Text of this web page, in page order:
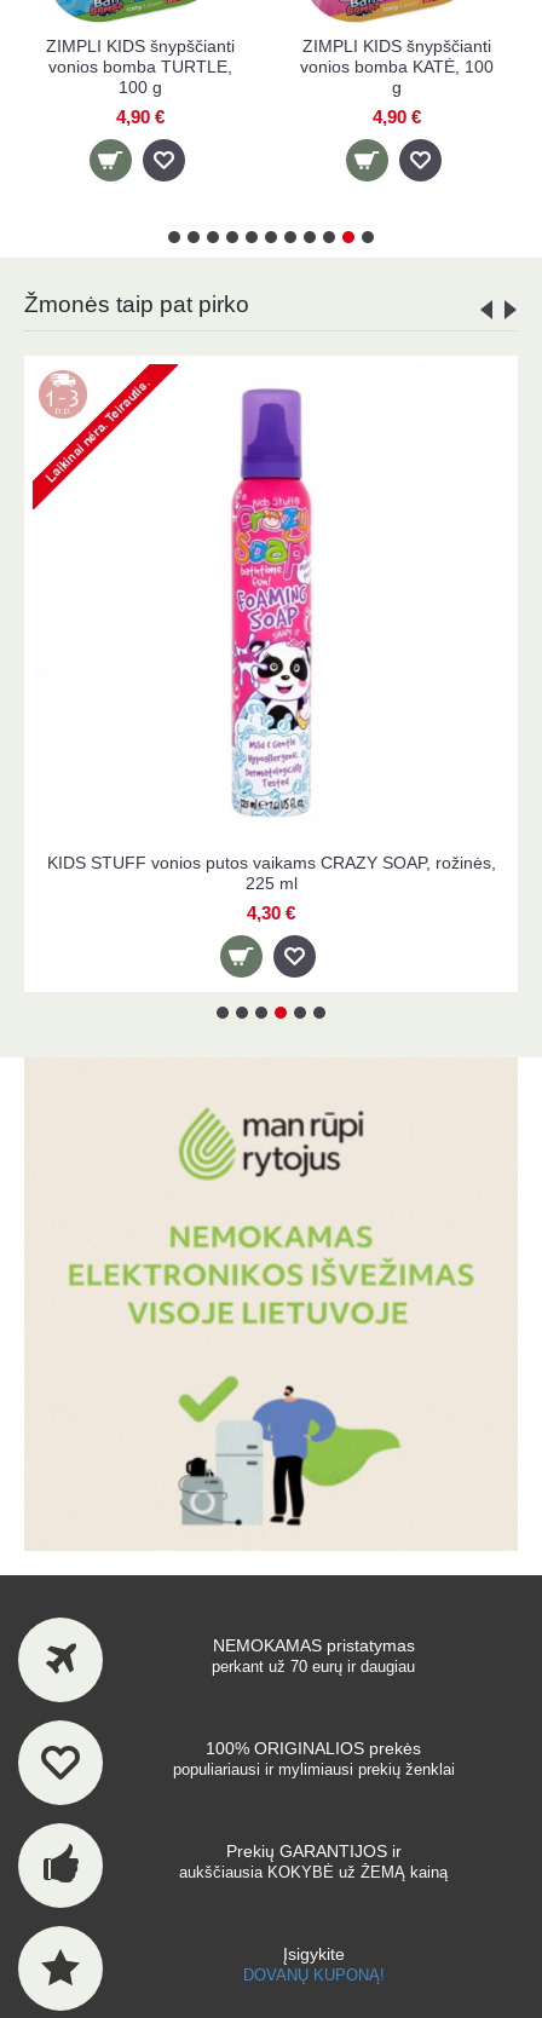
šnypščianti
KATĖ, 100
ZIMPLI KIDS šnypščianti
vonios bomba MĖNULIS,
ZIMPLI
Žmonės taip pat pirko
KIDS STUFF vonios putos vaikams CRAZY SOAP, rožinės,
225 ml
4,30 €
NEMOKAMAS pristatymas
perkant už 70 eurų ir daugiau
100% ORIGINALIOS prekės
populiariausi ir mylimiausi prekių ženklai
Prekių GARANTIJOS ir
aukščiausia KOKYBĖ už ŽEMĄ kainą
Įsigykite
DOVANŲ KUPONĄ!